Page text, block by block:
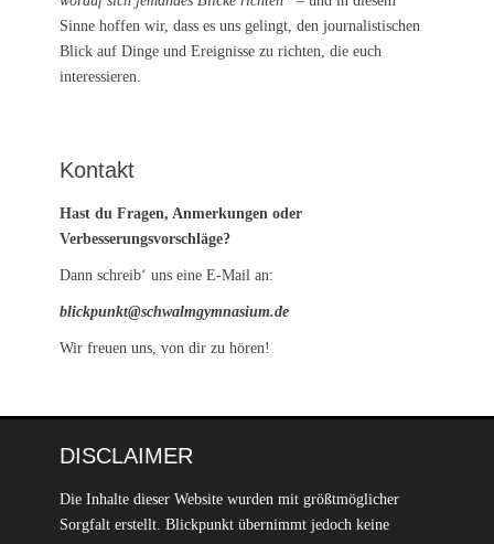
Sinne hoffen wir, dass es uns gelingt, den journalistischen
Blick auf Dinge und Ereignisse zu richten, die euch
interessieren.
Kontakt
Hast du Fragen, Anmerkungen oder
Verbesserungsvorschläge?
Dann schreib‘ uns eine E-Mail an:
blickpunkt@schwalmgymnasium.de
Wir freuen uns, von dir zu hören!
DISCLAIMER
Die Inhalte dieser Website wurden mit größtmöglicher
Sorgfalt erstellt. Blickpunkt übernimmt jedoch keine